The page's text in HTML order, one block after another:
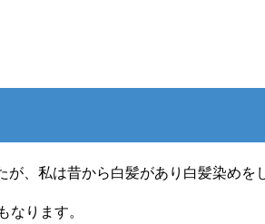
、私は昔から白髪があり白髪染めを
なります。